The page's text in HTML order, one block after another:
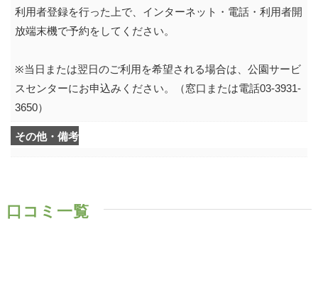
利用者登録を行った上で、インターネット・電話・利用者開
放端末機で予約をしてください。
※当日または翌日のご利用を希望される場合は、公園サービ
スセンターにお申込みください。（窓口または電話03-3931-
3650）
その他・備考
口コミ一覧